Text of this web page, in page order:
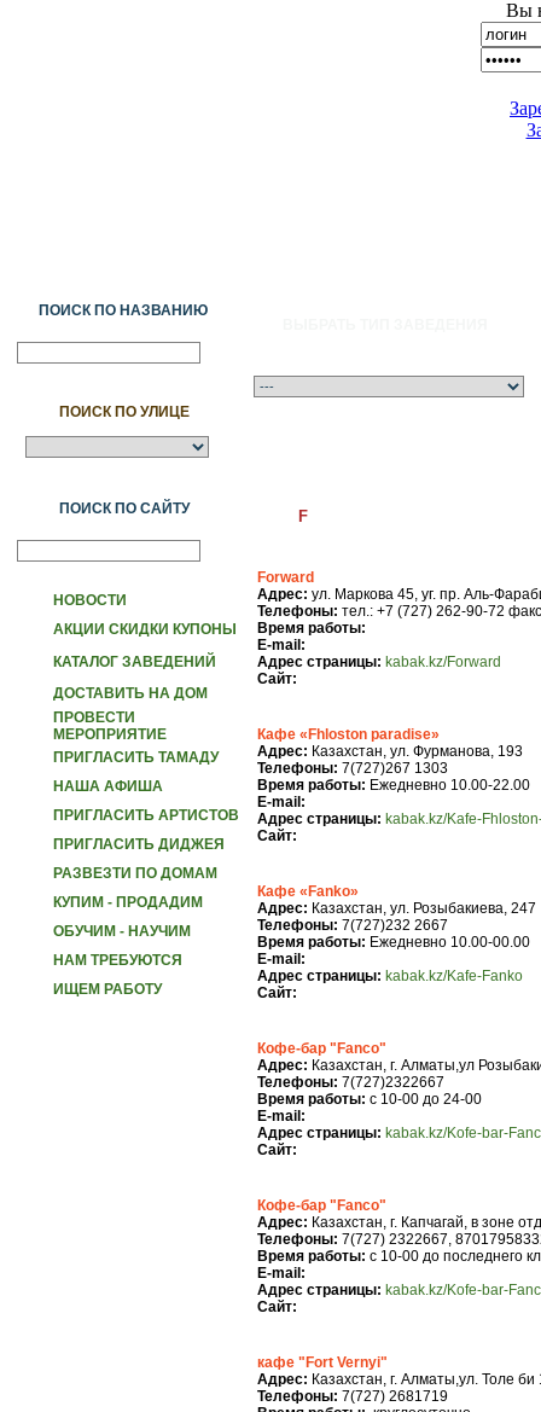
Вы
ПОИСК ПО НАЗВАНИЮ
ПОИСК ПО УЛИЦЕ
ПОИСК ПО САЙТУ
НОВОСТИ
АКЦИИ СКИДКИ КУПОНЫ
КАТАЛОГ ЗАВЕДЕНИЙ
ДОСТАВИТЬ НА ДОМ
ПРОВЕСТИ
МЕРОПРИЯТИЕ
ПРИГЛАСИТЬ ТАМАДУ
НАША АФИША
ПРИГЛАСИТЬ АРТИСТОВ
ПРИГЛАСИТЬ ДИДЖЕЯ
РАЗВЕЗТИ ПО ДОМАМ
КУПИМ - ПРОДАДИМ
ОБУЧИМ - НАУЧИМ
НАМ ТРЕБУЮТСЯ
ИЩЕМ РАБОТУ
F
Forward
Адрес: ул. Маркова 45, уг. пр. Аль-
Телефоны: тел.: +7 (727) 262-90-72
Время работы:
E-mail:
Адрес страницы: kabak.kz/Forward
Сайт:
Кафе «Fhloston paradise»
Адрес: Казахстан, ул. Фурманова, 193
Телефоны: 7(727)267 1303
Время работы: Ежедневно 10.00-22.00
E-mail:
Адрес страницы: kabak.kz/Kafe-
Сайт:
Кафе «Fanko»
Адрес: Казахстан, ул. Розыбакиева, 247
Телефоны: 7(727)232 2667
Время работы: Ежедневно 10.00-00.00
E-mail:
Адрес страницы: kabak.kz/Kafe-Fanko
Сайт:
Кофе-бар "Fanco"
Адрес: Казахстан, г. Алматы,ул
Телефоны: 7(727)2322667
Время работы: с 10-00 до 24-00
E-mail:
Адрес страницы: kabak.kz/Kofe-bar-
Сайт:
Кофе-бар "Fanco"
Адрес: Казахстан, г. Капчагай, в зоне
Телефоны: 7(727) 2322667,
Время работы: с 10-00 до последнего
E-mail:
Адрес страницы: kabak.kz/Kofe-bar-
Сайт:
кафе "Fort Vernyi"
Адрес: Казахстан, г. Алматы,ул. Толе би
Телефоны: 7(727) 2681719